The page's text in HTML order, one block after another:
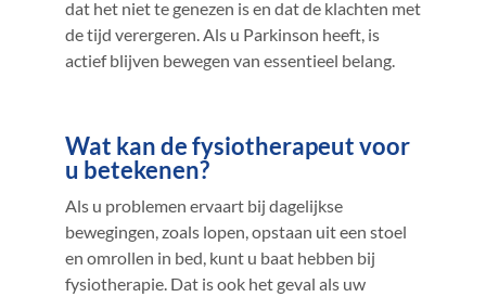
dat het niet te genezen is en dat de klachten met
de tijd verergeren. Als u Parkinson heeft, is
actief blijven bewegen van essentieel belang.
Wat kan de fysiotherapeut voor
u betekenen?
Als u problemen ervaart bij dagelijkse
bewegingen, zoals lopen, opstaan uit een stoel
en omrollen in bed, kunt u baat hebben bij
fysiotherapie. Dat is ook het geval als uw